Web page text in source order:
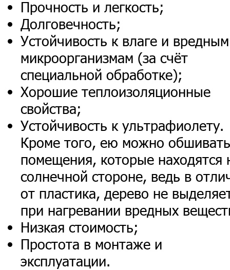
Прочность и легкость;
Долговечность;
Устойчивость к влаге и вредным
микроорганизмам (за счёт
специальной обработке);
Хорошие теплоизоляционные
свойства;
Устойчивость к ультрафиолету.
Кроме того, ею можно обшивать
помещения, которые находятся
солнечной стороне, ведь в
от пластика, дерево не
при нагревании вредных
Низкая стоимость;
Простота в монтаже и
эксплуатации.